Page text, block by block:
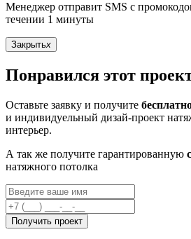
Менеджер отправит SMS с
течении 1 минуты
Закрытьx
Понравился этот
Оставьте заявку и получите
и индивидуельный дизай-проект
интерьер.
А так же получите гарантированную
натяжного потолка
Получить проект